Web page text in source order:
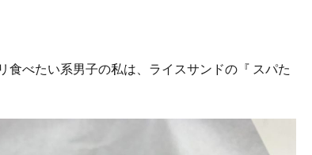
べたい系男子の私は、ライスサンドの『 スパた